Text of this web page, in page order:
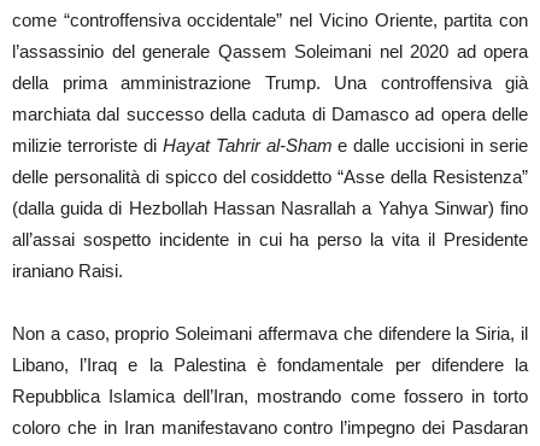
come “controffensiva occidentale” nel Vicino Oriente, partita con
l’assassinio del generale Qassem Soleimani nel 2020 ad opera
della prima amministrazione Trump. Una controffensiva già
marchiata dal successo della caduta di Damasco ad opera delle
milizie terroriste di Hayat Tahrir al-Shame dalle uccisioni in serie
delle personalità di spicco del cosiddetto “Asse della Resistenza”
(dalla guida di Hezbollah Hassan Nasrallah a Yahya Sinwar) fino
all’assai sospetto incidente in cui ha perso la vita il Presidente
iraniano Raisi.
Non a caso, proprio Soleimani affermava che difendere la Siria, il
Libano, l’Iraq e la Palestina è fondamentale per difendere la
Repubblica Islamica dell’Iran, mostrando come fossero in torto
coloro che in Iran manifestavano contro l’impegno dei Pasdaran